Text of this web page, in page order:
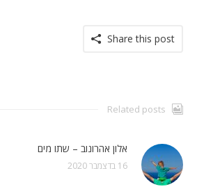
Share this post
Related posts
אלון אהרונוב – שתו מים
16 בדצמבר 2020